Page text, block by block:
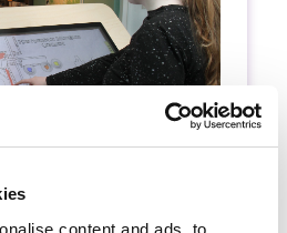
content and ads, to